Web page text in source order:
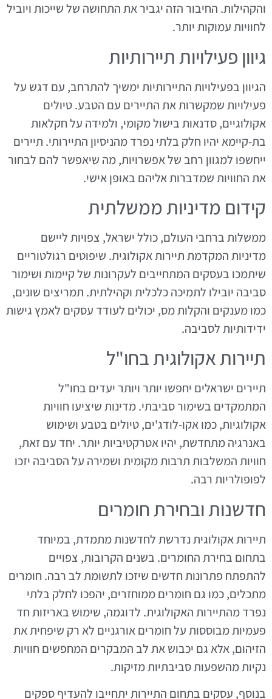
והקהילות. החיבור הזה יגביר את התחושה של שייכות ויוביל
לחוויות עמוקות יותר.
גיוון פעילויות תיירותיות
הגיוון בפעילויות התיירותיות ימשיך להתרחב, עם דגש על
פעילויות שמקשרות את התיירים עם הטבע. טיולים
אקולוגיים, סדנאות בישול מקומי, ולמידה על חקלאות
בת-קיימא יהיו חלק בלתי נפרד מהניסיון התיירותי. תיירים
ייחשפו למגוון רחב של אפשרויות, מה שיאפשר להם לבחור
את החוויות שמדברות אליהם באופן אישי.
קידום מדיניות ממשלתית
ממשלות ברחבי העולם, כולל ישראל, צפויות ליישם
מדיניות המקדמת תיירות אקולוגית. שיפוטים רגולטוריים
שיתמכו בעסקים המתחייבים לעקרונות של קיימות ושימור
סביבה יובילו לתמיכה כלכלית וקהילתית. תמריצים שונים,
כמו מענקים והקלות מס, יכולים לעודד עסקים לאמץ גישות
ידידותיות לסביבה.
תיירות אקולוגית בחו"ל
תיירים ישראלים יחפשו יותר ויותר יעדים בחו"ל
המתמקדים בשימור סביבתי. מדינות שיציעו חוויות
אקולוגיות, כמו אקו-לודג'ים, טיולים בטבע ושימוש
באנרגיה מתחדשת, יהיו אטרקטיביות יותר. יחד עם זאת,
חוויות המשלבות תרבות מקומית ושמירה על הסביבה יזכו
לפופולריות רבה.
חדשנות ובחירת חומרים
תיירות אקולוגית נדרשת לחדשנות מתמדת, במיוחד
בתחום בחירת החומרים. בשנים הקרובות, צפויים
להתפתח פתרונות חדשים שיזכו לתשומת לב רבה. חומרים
מתכלים, כמו גם חומרים ממוחזרים, יהפכו לחלק בלתי
נפרד מהתיירות האקולוגית. לדוגמה, שימוש באריזות חד
פעמיות מבוססות על חומרים אורגניים לא רק שיפחית את
הזיהום, אלא גם יכבוש את לב המבקרים המחפשים חוויות
נקיות מהשפעות סביבתיות מזיקות.
בנוסף, עסקים בתחום התיירות יתחייבו להעדיף ספקים